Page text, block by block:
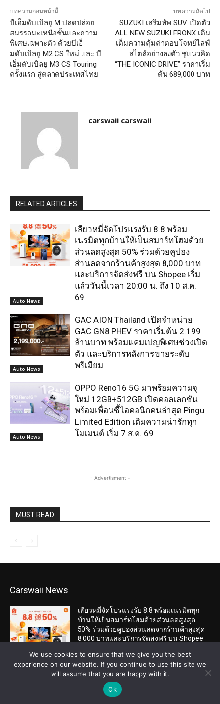
Carswaii News
เสียวหมี่จัดโปรแรงรับ 8.8 พร้อมเนรมิตทุก
บ้านให้เป็นสมาร์ทโฮมด้วยส่วนลดสูงสุด
50% ร่วมด้วยคูปองส่วนลดจากร้านค้าสูงสุด
8,000 บาทและบริการจัดส่งฟรี บน Shopee
GAC AION Thailand เปิดจำหน่าย GAC GN8
PHEV ราคาเริ่มต้น 2.199 ล้านบาท พร้อม
แคมเปญพิเศษช่วงเปิดตัว และบริการหลังการ
We use cookies to ensure that we give you the best
experience on our website. If you continue to use this site we
will assume that you are happy with it.
Ok